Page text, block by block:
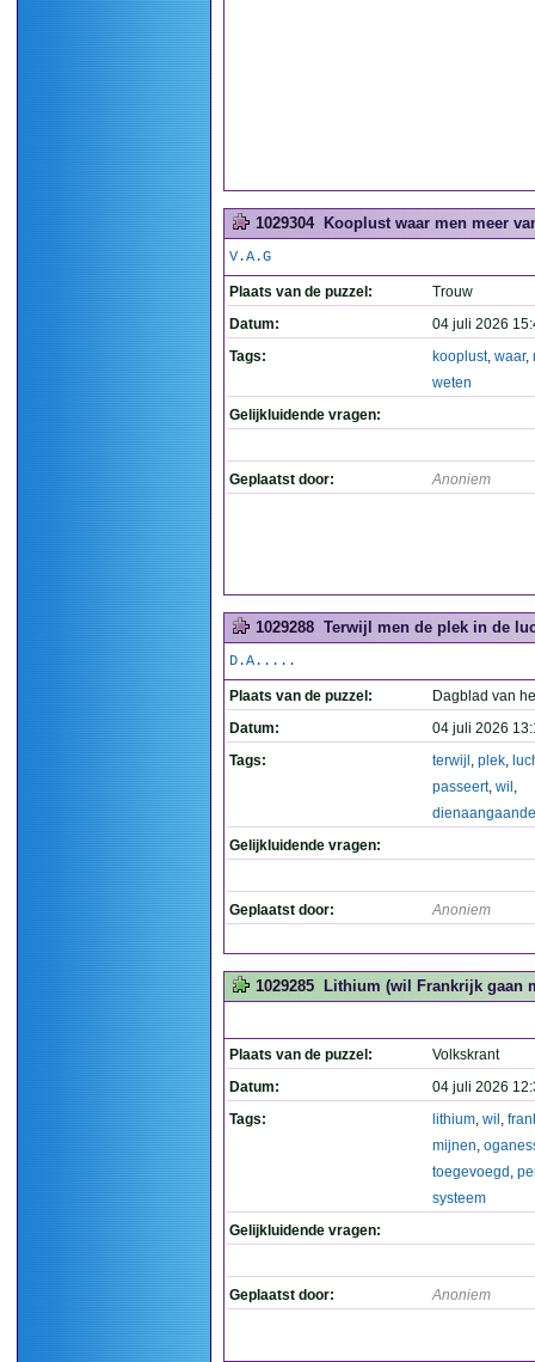
1029304 Kooplust waar men meer
V.A.G
Plaats van de puzzel:
Trouw
Datum:
04 juli 2026
Tags:
kooplust, waar,
weten
Gelijkluidende vragen:
Geplaatst door: Anoniem
1029288 Terwijl men de plek in de
D.A.....
Plaats van de puzzel:
Dagblad van
Datum:
04 juli 2026
Tags:
terwijl , plek,
passeert, wil ,
dienaangaande
Gelijkluidende vragen:
Geplaatst door: Anoniem
1029285 Lithium (wil Frankrijk gaan
Plaats van de puzzel:
Volkskrant
Datum:
04 juli 2026
Tags:
lithium, wil ,
mijnen,
toegevoegd ,
systeem
Gelijkluidende vragen:
Geplaatst door: Anoniem